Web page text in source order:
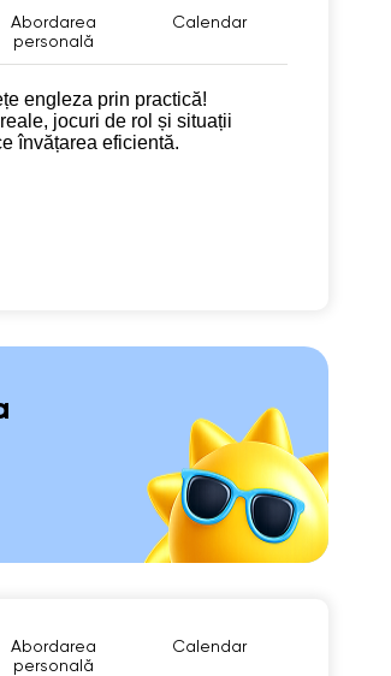
Abordarea
personală
Calendar
engleza prin practică!
jocuri de rol și situații
învățarea eficientă.
Abordarea
personală
Calendar